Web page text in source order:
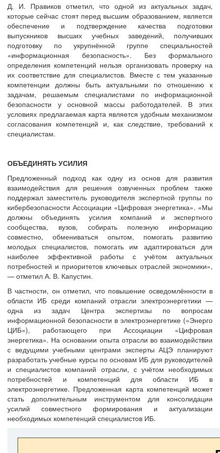
Д. И. Правиков отметил, что одной из актуальных задач,
которые сейчас стоят перед высшим образованием, является
обеспечение и подтверждение качества подготовки
выпускников высших учебных заведений, получивших
подготовку по укрупнённой группе специальностей
«информационная безопасность». Без формального
определения компетенций нельзя организовать проверку на
их соответствие для специалистов. Вместе с тем указанные
компетенции должны быть актуальными по отношению к
задачам, решаемым специалистами по информационной
безопасности у основной массы работодателей. В этих
условиях предлагаемая карта является удобным механизмом
согласования компетенций и, как следствие, требований к
специалистам.
ОБЪЕДИНЯТЬ УСИЛИЯ
Предложенный подход как одну из основ для развития
взаимодействия для решения озвученных проблем также
поддержал заместитель руководителя экспертной группы по
кибербезопасности Ассоциации «Цифровая энергетика». «Мы
должны объединять усилия компаний и экспертного
сообщества, вузов, собирать полезную информацию
совместно, обмениваться опытом, помогать развитию
молодых специалистов, помогать им адаптироваться для
наиболее эффективной работы с учётом актуальных
потребностей и приоритетов ключевых отраслей экономики»,
— отметил А. В. Капустин.
В частности, он отметил, что повышение осведомлённости в
области ИБ среди компаний отрасли электроэнергетики —
одна из задач Центра экспертизы по вопросам
информационной безопасности в электроэнергетике («Энерго
ЦИБ»), работающего при Ассоциации «Цифровая
энергетика». На основании опыта отрасли во взаимодействии
с ведущими учебными центрами эксперты АЦЭ планируют
разработать учебные курсы по основам ИБ для руководителей
и специалистов компаний отрасли, с учётом необходимых
потребностей и компетенций для области ИБ в
электроэнергетике. Предложенная карта компетенций может
стать дополнительным инструментом для консолидации
усилий совместного формирования и актуализации
необходимых компетенций специалистов ИБ.